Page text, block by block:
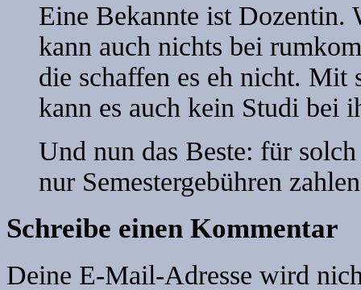
Eine Bekannte ist Dozentin.
kann auch nichts bei
die schaffen es eh nicht. Mit
kann es auch kein Studi bei
Und nun das Beste: für
nur Semestergebühren
Schreibe einen Kommentar
Deine E-Mail-Adresse wird